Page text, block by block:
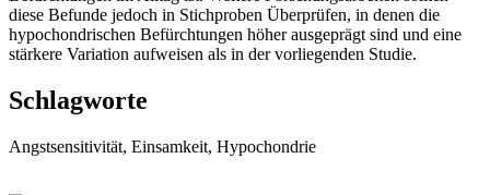
diese Befunde jedoch in Stichproben Überprüfen, in denen die
hypochondrischen Befürchtungen höher ausgeprägt sind und eine
stärkere Variation aufweisen als in der vorliegenden Studie.
Schlagworte
Angstsensitivität, Einsamkeit, Hypochondrie